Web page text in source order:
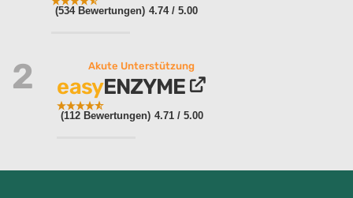
(534 Bewertungen) 4.74/ 5.00
2 Akute Unterstützung
easyENZYME
(112 Bewertungen) 4.71 / 5.00